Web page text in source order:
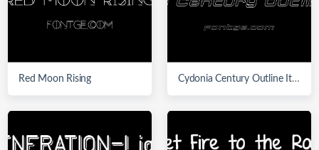
Red Moon Rising Cydonia Century Outline Italic